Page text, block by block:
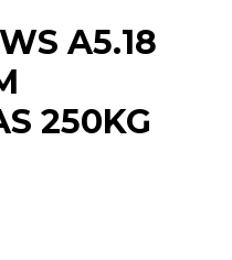
A5.18
250KG